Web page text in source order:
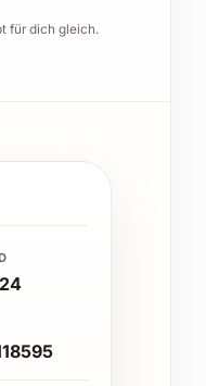
für dich gleich.